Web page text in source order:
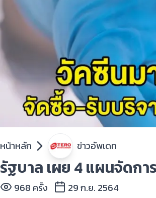
หน้าหลัก ข่าวอัพเดท
รัฐบาล เผย 4 แผนจัดก
968 ครั้ง 29 ก.ย. 2564